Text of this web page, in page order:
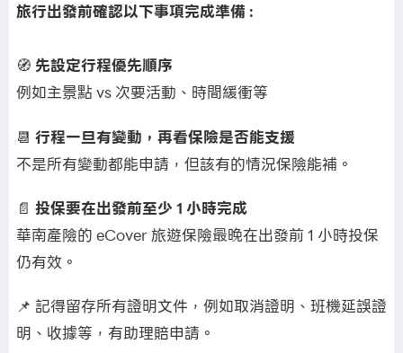
旅行出發前確認以下事項完成準備 :
🧭 先設定行程優先順序
例如主景點 vs 次要活動、時間緩衝等
📆 行程一旦有變動，再看保險是否能支援
不是所有變動都能申請，但該有的情況保險能補。
📄 投保要在出發前至少 1 小時完成
華南產險的 eCover 旅遊保險最晚在出發前 1 小時投保
仍有效。
📌 記得留存所有證明文件，例如取消證明、班機延誤證
明、收據等，有助理賠申請。